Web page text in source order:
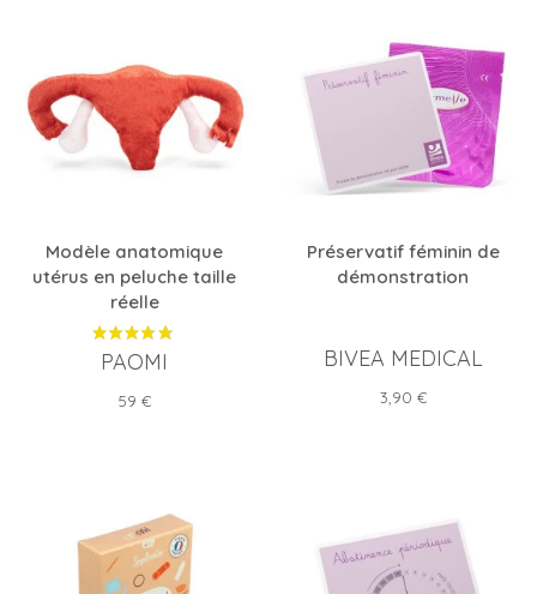
Modèle anatomique
utérus en peluche taille
réelle
PAOMI
Prix
59 €
Préservatif féminin de
démonstration
BIVEA MEDICAL
Prix
3,90 €